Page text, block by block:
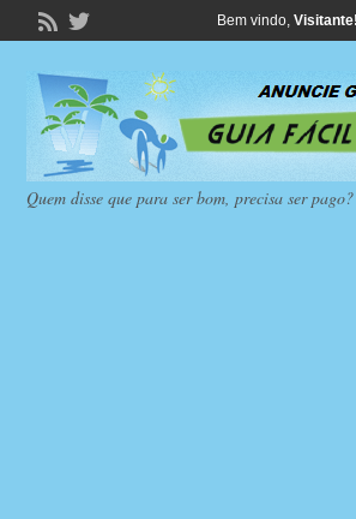
Bem vindo, Visitante!
Quem disse que para ser bom, precisa ser pago?